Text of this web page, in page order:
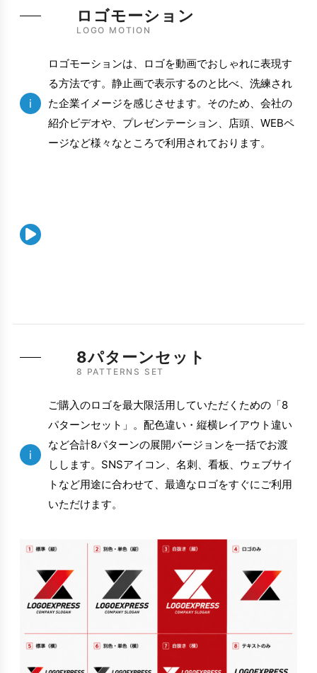
ロゴモーション
LOGO MOTION
i
ロゴモーションは、ロゴを動画でおしゃれに表現す
る方法です。静止画で表示するのと比べ、洗練され
た企業イメージを感じさせます。そのため、会社の
紹介ビデオや、プレゼンテーション、店頭、WEBペ
ージなど様々なところで利用されております。

8パターンセット
8 PATTERNS SET
i
ご購入のロゴを最大限活用していただくための「8
パターンセット」。配色違い・縦横レイアウト違い
など合計8パターンの展開バージョンを一括でお渡
しします。SNSアイコン、名刺、看板、ウェブサイ
トなど用途に合わせて、最適なロゴをすぐにご利用
いただけます。